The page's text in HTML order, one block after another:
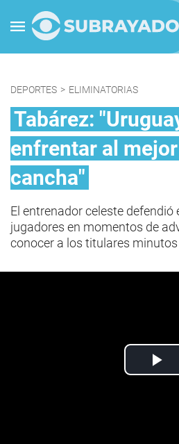
DEPORTES > ELIMINATORIAS
Tabárez:
enfrentar al
cancha"
El entrenador celeste defendió
jugadores en momentos de
conocer a los titulares